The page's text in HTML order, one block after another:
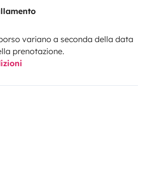
variano a seconda della data
prenotazione.